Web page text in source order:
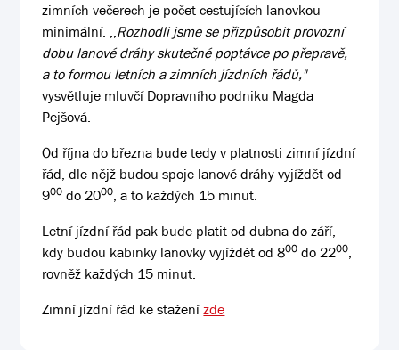
zimních večerech je počet cestujících lanovkou
minimální. ,,Rozhodli jsme se přizpůsobit provozní
dobu lanové dráhy skutečné poptávce po přepravě,
a to formou letních a zimních jízdních řádů,"
vysvětluje mluvčí Dopravního podniku Magda
Pejšová.
Od října do března bude tedy v platnosti zimní jízdní
řád, dle nějž budou spoje lanové dráhy vyjíždět od
900 do 2000, a to každých 15 minut.
Letní jízdní řád pak bude platit od dubna do září,
kdy budou kabinky lanovky vyjíždět od 800 do 2200,
rovněž každých 15 minut.
Zimní jízdní řád ke staženízde